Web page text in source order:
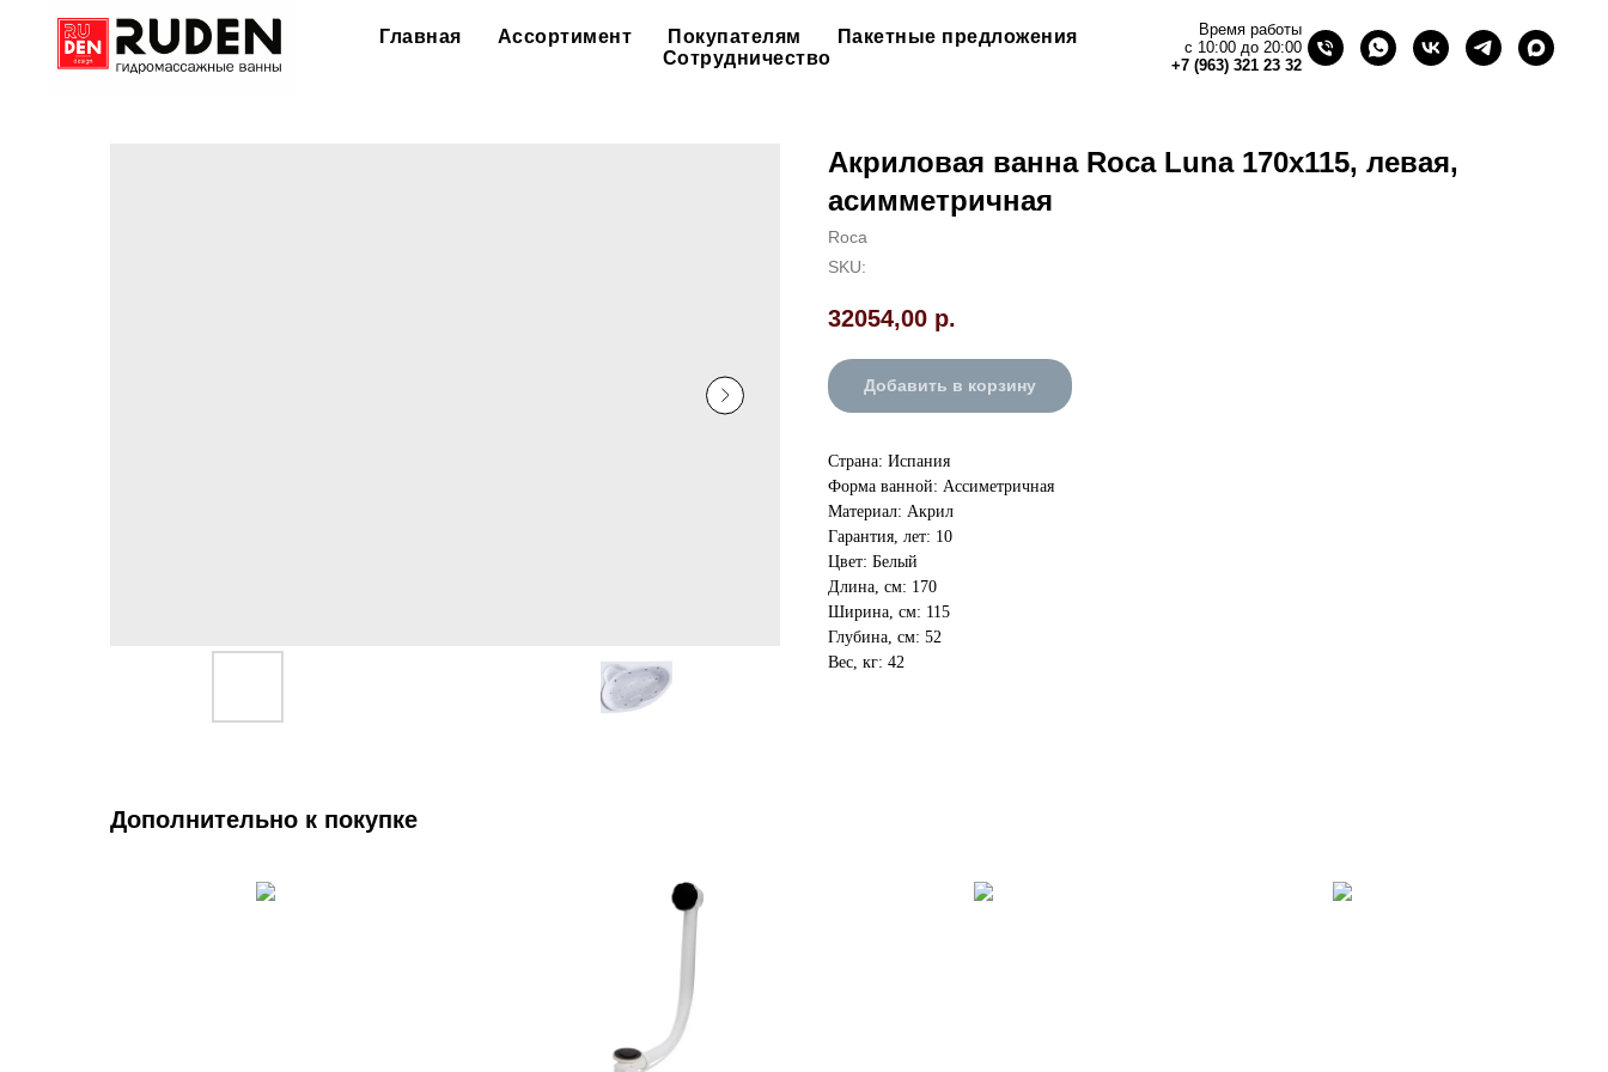
Главная Ассортимент Покупателям
Пакетные предложения
Сотрудничество
Время работы
с 10:00 до 20:00
+7 (963) 321 23 32
Акриловая ванна Roca Luna 170х115, левая,
асимметричная
Roca
SKU:
32054,00 р.
Добавить в корзину
Страна: Испания
Форма ванной: Ассиметричная
Материал: Акрил
Гарантия, лет: 10
Цвет: Белый
Длина, см: 170
Ширина, см: 115
Глубина, см: 52
Вес, кг: 42
Дополнительно к покупке